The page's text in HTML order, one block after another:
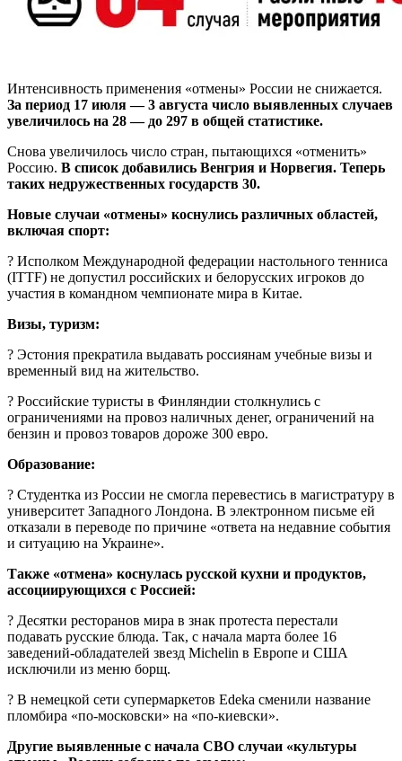
Интенсивность применения «отмены» России не снижается.
За период 17 июля — 3 августа число выявленных случаев
увеличилось на 28 — до 297 в общей статистике.
Снова увеличилось число стран, пытающихся «отменить»
Россию. В список добавились Венгрия и Норвегия. Теперь
таких недружественных государств 30.
Новые случаи «отмены» коснулись различных областей,
включая спорт:
? Исполком Международной федерации настольного тенниса
(ITTF) не допустил российских и белорусских игроков до
участия в командном чемпионате мира в Китае.
Визы, туризм:
? Эстония прекратила выдавать россиянам учебные визы и
временный вид на жительство.
? Российские туристы в Финляндии столкнулись с
ограничениями на провоз наличных денег, ограничений на
бензин и провоз товаров дороже 300 евро.
Образование:
? Студентка из России не смогла перевестись в магистратуру в
университет Западного Лондона. В электронном письме ей
отказали в переводе по причине «ответа на недавние события
и ситуацию на Украине».
Также «отмена» коснулась русской кухни и продуктов,
ассоциирующихся с Россией:
? Десятки ресторанов мира в знак протеста перестали
подавать русские блюда. Так, с начала марта более 16
заведений-обладателей звезд Michelin в Европе и США
исключили из меню борщ.
? В немецкой сети супермаркетов Edeka сменили название
пломбира «по-московски» на «по-киевски».
Другие выявленные с начала СВО случаи «культуры